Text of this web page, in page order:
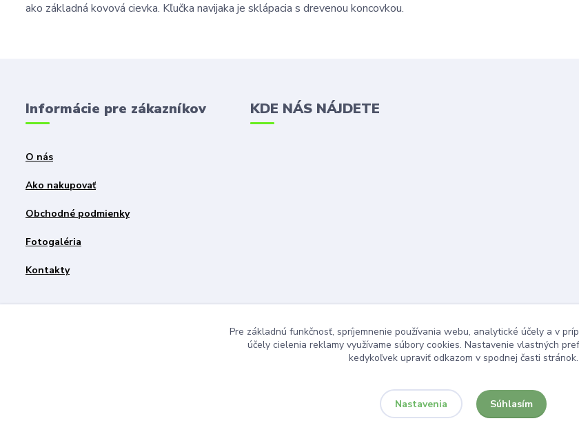
ako základná kovová cievka. Kľučka navijaka je sklápacia s drevenou koncovkou.
Informácie pre zákazníkov
O nás
Ako nakupovať
Obchodné podmienky
Fotogaléria
Kontakty
KDE NÁS NÁJDETE
Pre základnú funkčnosť, spríjemnenie používania webu, analytické účely a v
účely cielenia reklamy využívame súbory cookies. Nastavenie vlastných
kedykoľvek upraviť odkazom v spodnej časti stránok.
Nastavenia Súhlasím